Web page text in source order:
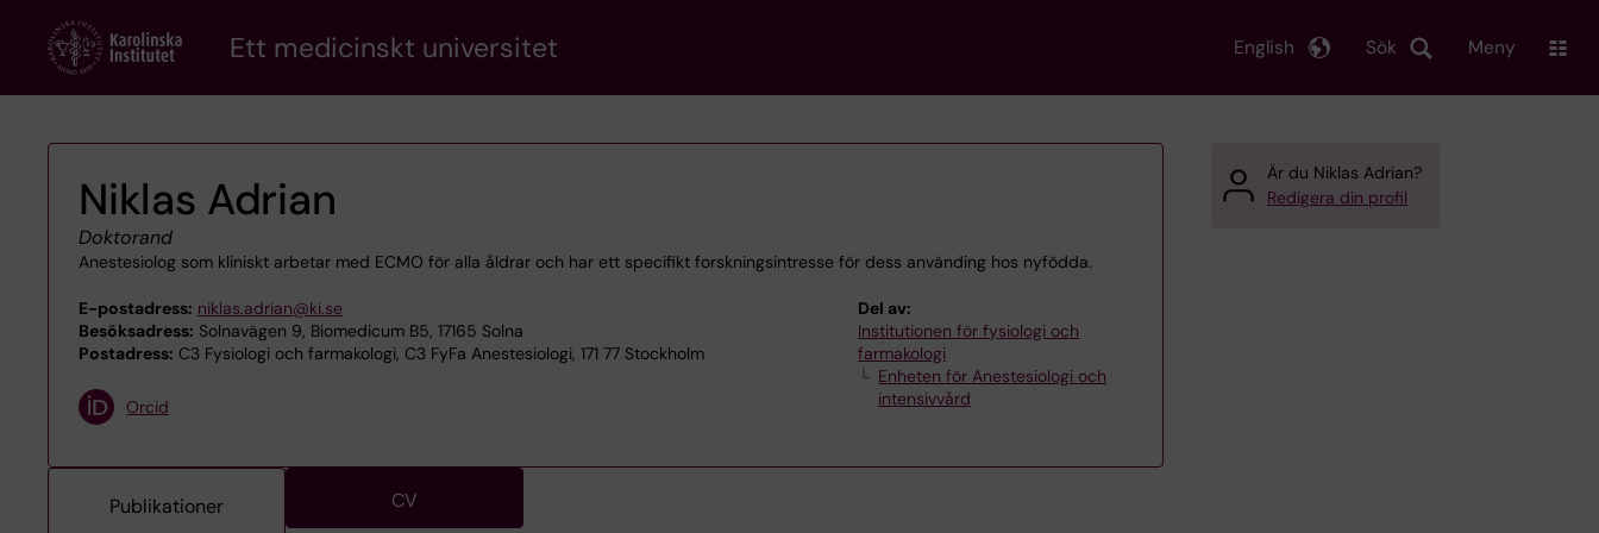
content
Ett medicinskt universitet Sök
English Meny
Niklas Adrian
Doktorand
Anestesiolog som kliniskt arbetar med ECMO för alla åldrar och har ett specifikt forskningsintresse för dess använding hos nyfödda.
E-postadress: niklas.adrian@ki.se
Besöksadress: Solnavägen 9, Biomedicum B5, 17165 Solna
Postadress: C3 Fysiologi och farmakologi, C3 FyFa Anestesiologi, 171 77 Stockholm
Del av:
Institutionen för fysiologi och
farmakologi
Enheten för Anestesiologi och
intensivvård
Orcid
Publikationer CV
Är du Niklas Adrian?
Redigera din profil